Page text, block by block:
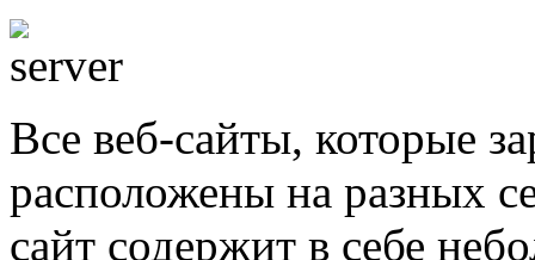
Все веб-сайты, которые
расположены на разных
сайт содержит в себе